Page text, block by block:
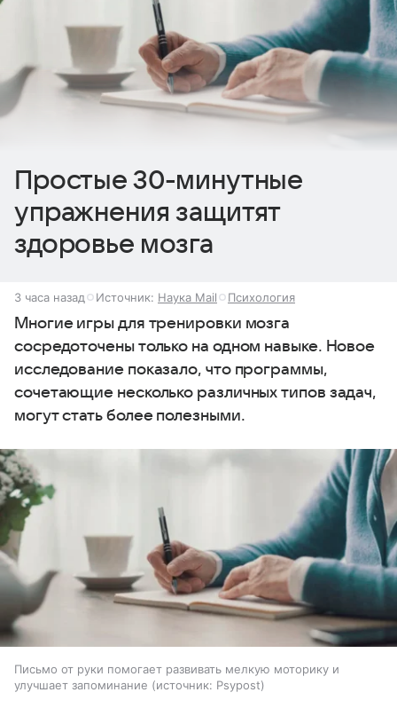
Простые 30-минутные
упражнения защитят
здоровье мозга
3 часа назад Источник: Наука Mail Психология
Многие игры для тренировки мозга
сосредоточены только на одном навыке. Новое
исследование показало, что программы,
сочетающие несколько различных типов задач,
могут стать более полезными.
Письмо от руки помогает развивать мелкую моторику и
улучшает запоминание
источник: Psypost